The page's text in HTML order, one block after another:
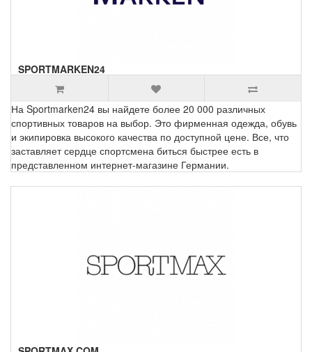
SPORTMARKEN24
На Sportmarken24 вы найдете более 20 000 различных
спортивных товаров на выбор. Это фирменная одежда, обувь
и экипировка высокого качества по доступной цене. Все, что
заставляет сердце спортсмена биться быстрее есть в
представленном интернет-магазине Германии.